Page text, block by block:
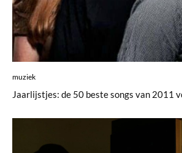
muziek
Jaarlijstjes: de 50 beste songs van 2011